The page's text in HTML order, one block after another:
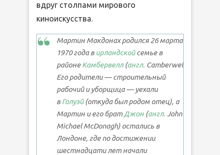
вдруг столпами мирового
киноискусства.
Мартин Макдонах родился 26 марта
1970 года вирландскойсемье в
районеКамбервелл(англ. Camberwell
Его родители — строительный
рабочий и уборщица — уехали
вГолуэй(откуда был родом отец), а
Мартин и его братДжон (англ. John
Michael McDonagh) остались в
Лондоне, где по достижении
шестнадцати лет начали